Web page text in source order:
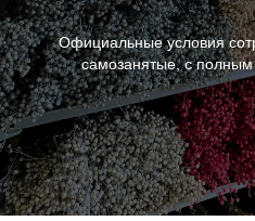
Официальные условия
самозанятые, с